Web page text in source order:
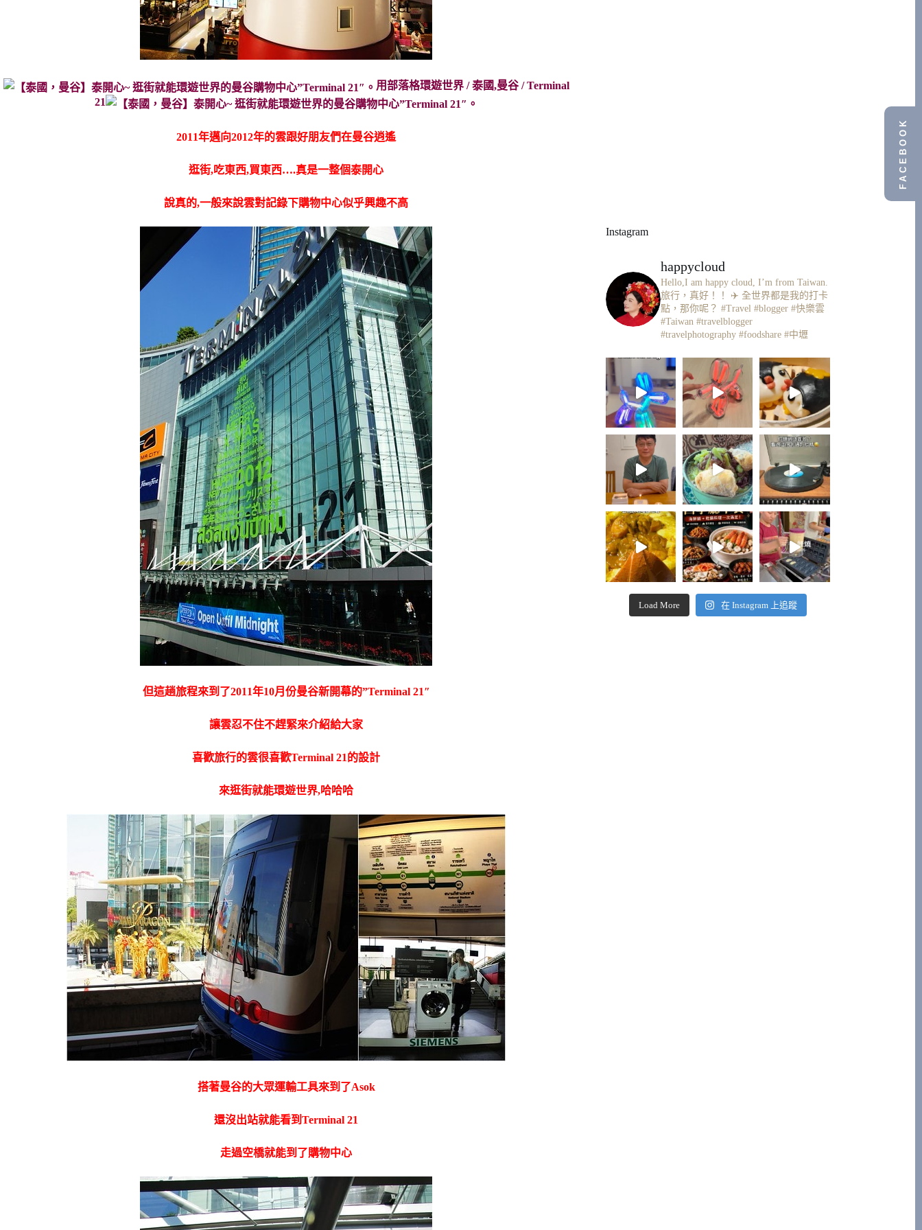
用部落格環遊世界 / 泰國,曼谷 / Terminal
21
2011年邁向2012年的雲跟好朋友們在曼谷逍遙
逛街,吃東西,買東西….真是一整個泰開心
說真的,一般來說雲對記錄下購物中心似乎興趣不高
但這趟旅程來到了2011年10月份曼谷新開幕的”Terminal 21″
讓雲忍不住不趕緊來介紹給大家
喜歡旅行的雲很喜歡Terminal 21的設計
來逛街就能環遊世界,哈哈哈
搭著曼谷的大眾運輸工具來到了Asok
還沒出站就能看到Terminal 21
走過空橋就能到了購物中心
Instagram
happycloud
Hello,I am happy cloud, I’m from Taiwan.
旅行，真好！！ ✈️ 全世界都是我的打卡
點，那你呢？ #Travel #blogger #快樂雲
#Taiwan #travelblogger
#travelphotography #foodshare #中壢
Load More 在 Instagram 上追蹤
FACEBOOK